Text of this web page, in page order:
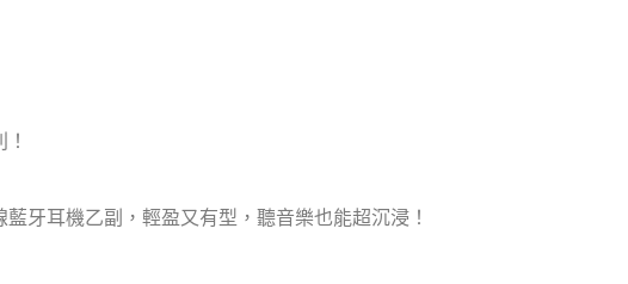
牙耳機乙副，輕盈又有型，聽音樂也能超沉浸！